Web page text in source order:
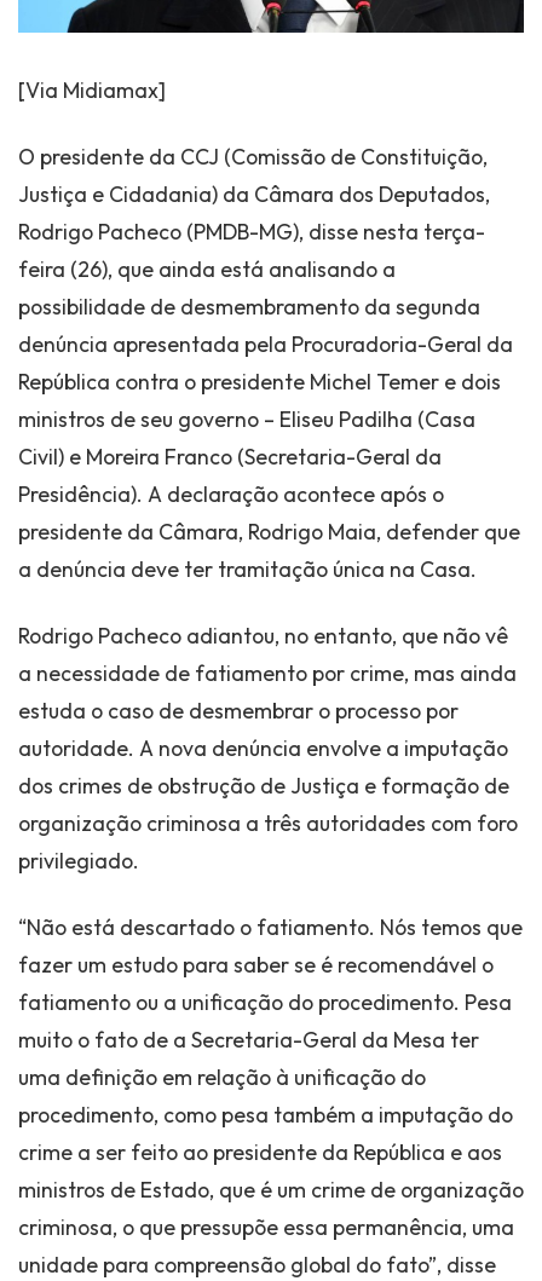
[Via Midiamax]
O presidente da CCJ (Comissão de Constituição,
Justiça e Cidadania) da Câmara dos Deputados,
Rodrigo Pacheco (PMDB-MG), disse nesta terça-
feira (26), que ainda está analisando a
possibilidade de desmembramento da segunda
denúncia apresentada pela Procuradoria-Geral da
República contra o presidente Michel Temer e dois
ministros de seu governo – Eliseu Padilha (Casa
Civil) e Moreira Franco (Secretaria-Geral da
Presidência). A declaração acontece após o
presidente da Câmara, Rodrigo Maia, defender que
a denúncia deve ter tramitação única na Casa.
Rodrigo Pacheco adiantou, no entanto, que não vê
a necessidade de fatiamento por crime, mas ainda
estuda o caso de desmembrar o processo por
autoridade. A nova denúncia envolve a imputação
dos crimes de obstrução de Justiça e formação de
organização criminosa a três autoridades com foro
privilegiado.
“Não está descartado o fatiamento. Nós temos que
fazer um estudo para saber se é recomendável o
fatiamento ou a unificação do procedimento. Pesa
muito o fato de a Secretaria-Geral da Mesa ter
uma definição em relação à unificação do
procedimento, como pesa também a imputação do
crime a ser feito ao presidente da República e aos
ministros de Estado, que é um crime de organização
criminosa, o que pressupõe essa permanência, uma
unidade para compreensão global do fato”, disse